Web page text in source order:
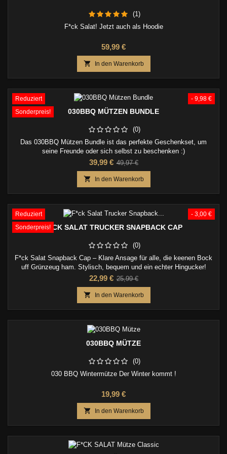
(1)
F*ck Salat! Jetzt auch als Hoodie
Preis
59,99 €
 In den Warenkorb
- 9,98 €
Reduziert
Sonderpreis!
030BBQ MÜTZEN BUNDLE
(0)
Das 030BBQ Mützen Bundle ist das perfekte Geschenkset, um
seine Freunde oder sich selbst zu beschenken :)
Preis
39,99 € Verkaufspreis
49,97 €
 In den Warenkorb
- 3,00 €
Reduziert
Sonderpreis!F*CK SALAT TRUCKER SNAPBACK CAP
(0)
F*ck Salat Snapback Cap – Klare Ansage für alle, die keenen Bock
uff Grünzeug ham. Stylisch, bequem und ein echter Hingucker!
Preis
22,99 € Verkaufspreis
25,99 €
 In den Warenkorb
030BBQ MÜTZE
(0)
030 BBQ Wintermütze Der Winter kommt !
Preis
19,99 €
 In den Warenkorb